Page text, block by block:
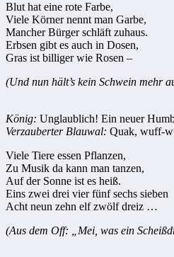
Blut hat eine rote Farbe,
Viele Körner nennt man Garbe,
Mancher Bürger schläft zuhaus.
Erbsen gibt es auch in Dosen,
Gras ist billiger wie Rosen –
(Und nun hält’s kein Schwein mehr
König: Unglaublich! Ein neuer
Verzauberter Blauwal: Quak, wuff-
Viele Tiere essen Pflanzen,
Zu Musik da kann man tanzen,
Auf der Sonne ist es heiß.
Eins zwei drei vier fünf sechs sieben
Acht neun zehn elf zwölf dreiz …
(Aus dem Off: „Mei, was ein